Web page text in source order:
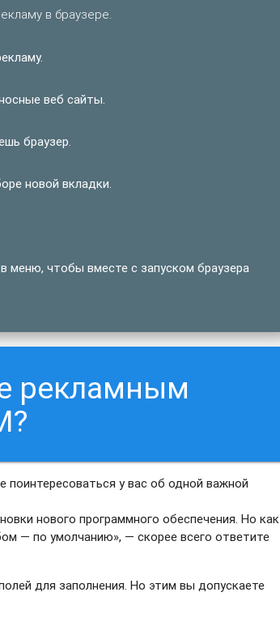
в браузере.
веб сайты.
браузер.
новой вкладки.
меню, чтобы вместе с запуском браузера
рекламным
поинтересоваться у вас об одной важной
нового программного обеспечения. Но как
— по умолчанию», — скорее всего ответите
для заполнения. Но этим вы допускаете